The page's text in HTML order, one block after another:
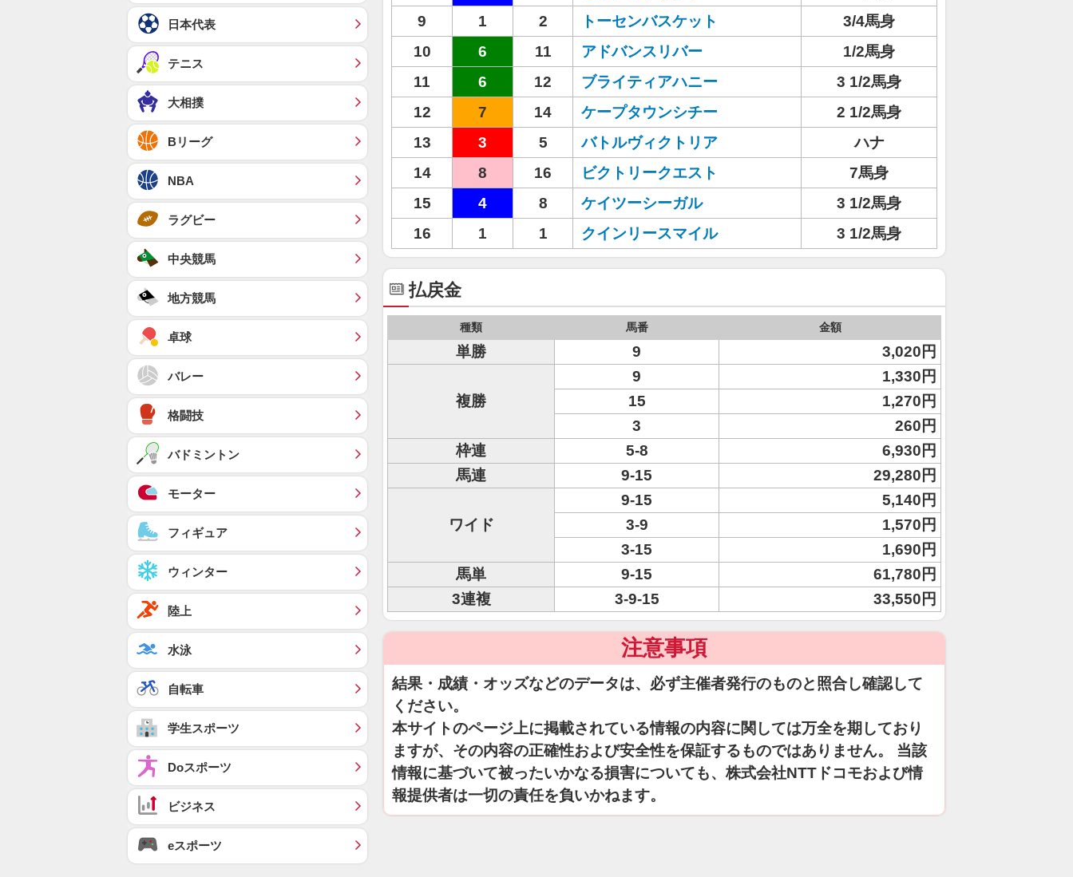
9
1 2 トーセンバスケット
3/4馬身
10
6 11 アドバンスリバー
1/2馬身
11
6 12 ブライティアハニー
3 1/2馬身
12
7 14 ケープタウンシチー
2 1/2馬身
13
3 5 バトルヴィクトリア
ハナ
14
8 16 ビクトリークエスト
7馬身
15
4 8 ケイツーシーガル
3 1/2馬身
16
1 1 クインリースマイル 3 1/2馬身
払戻金
種類 馬番 金額
単勝 9 3,020円
複勝
9
1,330円
15
1,270円
3
260円
枠連
5-8
6,930円
馬連
9-15 29,280円
ワイド
9-15
5,140円
3-9
1,570円
3-15
1,690円
馬単
9-15
61,780円
3連複
3-9-15 33,550円
注意事項
結果・成績・オッズなどのデータは、必ず主催者発行のものと照合し確認して
ください。
本サイトのページ上に掲載されている情報の内容に関しては万全を期しており
ますが、その内容の正確性および安全性を保証するものではありません。 当該
情報に基づいて被ったいかなる損害についても、株式会社NTTドコモおよび情
報提供者は一切の責任を負いかねます。
日本代表
テニス
大相撲
Bリーグ
NBA
ラグビー
中央競馬
地方競馬
卓球
バレー
格闘技
バドミントン
モーター
フィギュア
ウィンター
陸上
水泳
自転車
学生スポーツ
Doスポーツ
ビジネス
eスポーツ